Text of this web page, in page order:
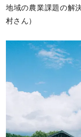
地域の農業課題の解
村さん）